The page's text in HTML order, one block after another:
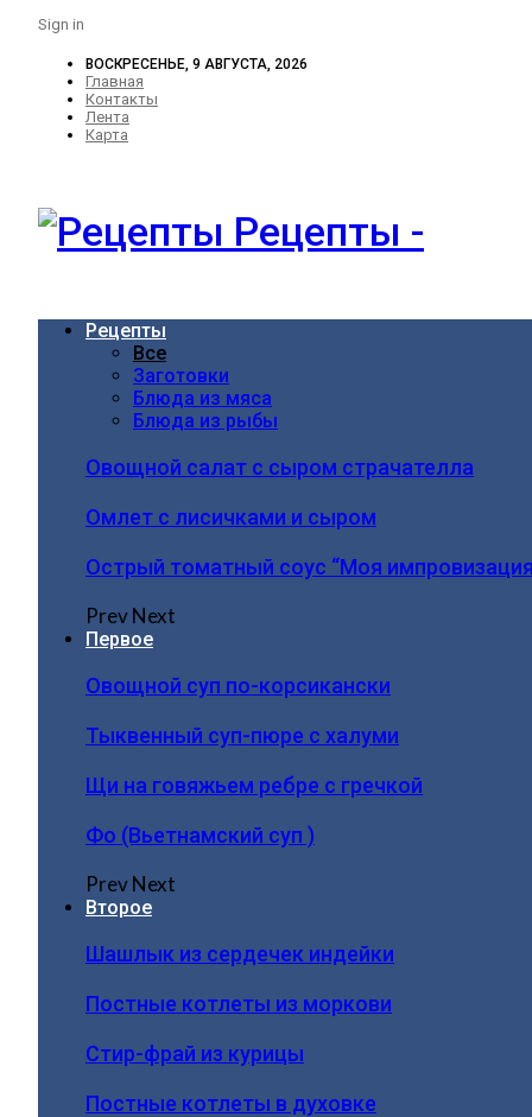
Sign in
ВОСКРЕСЕНЬЕ, 9 АВГУСТА, 2026
Главная
Контакты
Лента
Карта
Рецепты -
Рецепты
Все
Заготовки
Блюда из мяса
Блюда из рыбы
Овощной салат с сыром страчателла
Омлет с лисичками и сыром
Острый томатный соус “Моя
PrevNext
Первое
Овощной суп по-корсикански
Тыквенный суп-пюре с халуми
Щи на говяжьем ребре с гречкой
Фо (Вьетнамский суп )
PrevNext
Второе
Шашлык из сердечек индейки
Постные котлеты из моркови
Стир-фрай из курицы
Постные котлеты в духовке